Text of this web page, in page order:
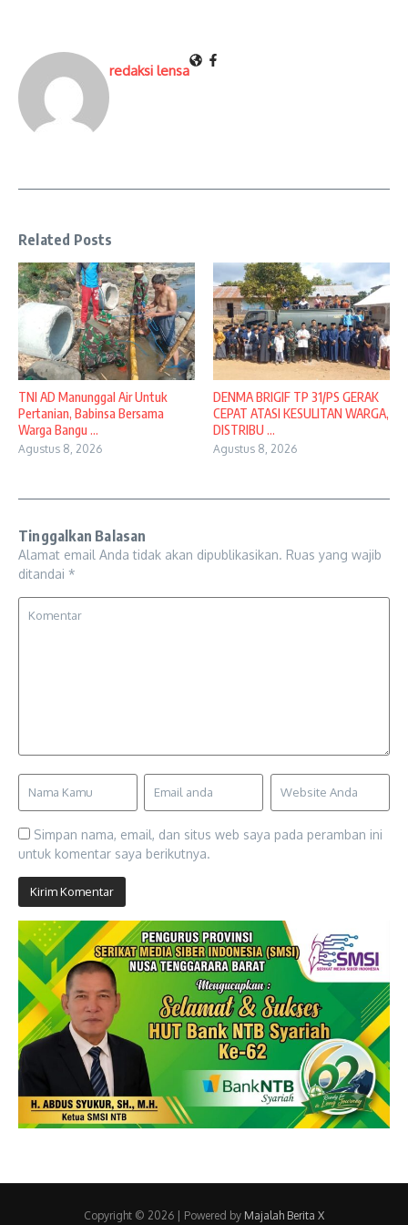
redaksi lensa
Related Posts
TNI AD Manunggal Air Untuk
Pertanian, Babinsa Bersama
Warga Bangu ...
Agustus 8, 2026
DENMA BRIGIF TP 31/PS GERAK
CEPAT ATASI KESULITAN WARGA,
DISTRIBU ...
Agustus 8, 2026
Tinggalkan Balasan
Alamat email Anda tidak akan dipublikasikan. Ruas yang wajib
ditandai *
Simpan nama, email, dan situs web saya pada peramban ini
untuk komentar saya berikutnya.
Copyright © 2026 | Powered by Majalah Berita X